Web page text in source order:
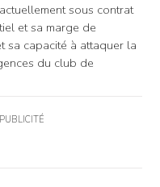
sous contrat
et sa marge de
sa capacité à attaquer la
du club de